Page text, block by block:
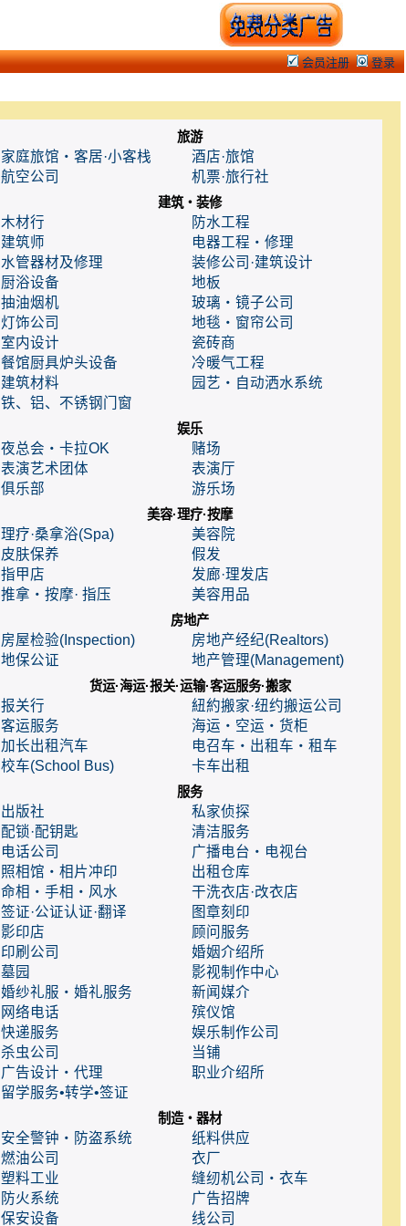
会员注册 登录
旅游
家庭旅馆・客居·小客栈
酒店·旅馆
航空公司
机票·旅行社
建筑・装修
木材行
防水工程
建筑师
电器工程・修理
水管器材及修理
装修公司·建筑设计
厨浴设备
地板
抽油烟机
玻璃・镜子公司
灯饰公司
地毯・窗帘公司
室内设计
瓷砖商
餐馆厨具炉头设备
冷暖气工程
建筑材料
园艺・自动洒水系统
铁、铝、不锈钢门窗
娱乐
夜总会・卡拉OK
赌场
表演艺术团体
表演厅
俱乐部
游乐场
美容·理疗·按摩
理疗·桑拿浴(Spa)
美容院
皮肤保养
假发
指甲店
发廊·理发店
推拿・按摩· 指压
美容用品
房地产
房屋检验(Inspection)
房地产经纪(Realtors)
地保公证
地产管理(Management)
货运·海运·报关·运输·客运服务·搬家
报关行
紐約搬家·纽约搬运公司
客运服务
海运・空运・货柜
加长出租汽车
电召车・出租车・租车
校车(School Bus)
卡车出租
服务
出版社
私家侦探
配锁·配钥匙
清洁服务
电话公司
广播电台・电视台
照相馆・相片冲印
出租仓库
命相・手相・风水
干洗衣店·改衣店
签证·公证认证·翻译
图章刻印
影印店
顾问服务
印刷公司
婚姻介绍所
墓园
影视制作中心
婚纱礼服・婚礼服务
新闻媒介
网络电话
殡仪馆
快递服务
娱乐制作公司
杀虫公司
当铺
广告设计・代理
职业介绍所
留学服务•转学•签证
制造・器材
安全警钟・防盗系统
纸料供应
燃油公司
衣厂
塑料工业
缝纫机公司・衣车
防火系统
广告招牌
保安设备
线公司